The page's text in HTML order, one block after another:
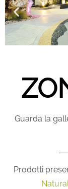
Guarda la
Prodotti